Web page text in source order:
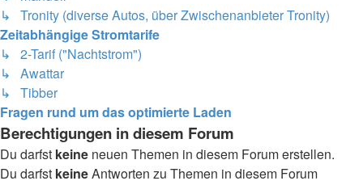
↳ Tronity (diverse Autos, über Zwischenanbieter Tronity)
Zeitabhängige Stromtarife
↳ 2-Tarif ("Nachtstrom")
↳ Awattar
↳ Tibber
Fragen rund um das optimierte Laden
Berechtigungen in diesem Forum
Du darfst keine neuen Themen in diesem Forum erstellen.
Du darfst keineAntworten zu Themen in diesem Forum